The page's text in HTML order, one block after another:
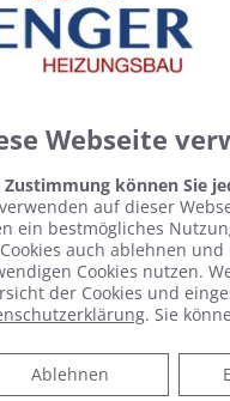
Webseite
Zustimmung können Sie
auf dieser
ein bestmögliches
auch ablehnen
Cookies nutzen.
der Cookies und
. Sie
Ablehnen
Ablehnen